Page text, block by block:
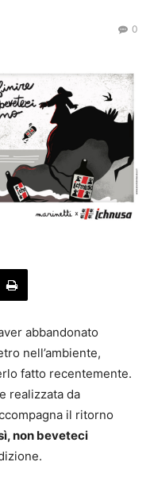
0
abbandonato
nell’ambiente,
fatto recentemente.
realizzata da
il ritorno
non beveteci